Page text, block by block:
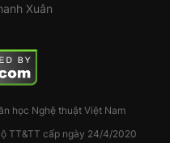
Xuân
học Nghệ thuật Việt Nam
TT&TT cấp ngày 24/4/2020